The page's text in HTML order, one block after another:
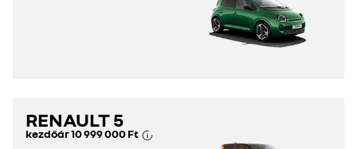
RENAULT 5
kezdőár10 999 000 Ft